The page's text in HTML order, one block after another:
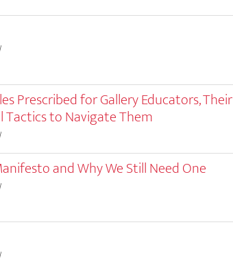
Prescribed for Gallery Educators, Their
to Navigate Them
and Why We Still Need One